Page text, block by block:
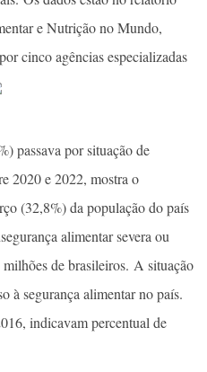
e Nutrição no Mundo,
cinco agências especializadas
passava por situação de
2020 e 2022, mostra o
(32,8%) da população do país
alimentar severa ou
de brasileiros. A situação
à segurança alimentar no país.
indicavam percentual de